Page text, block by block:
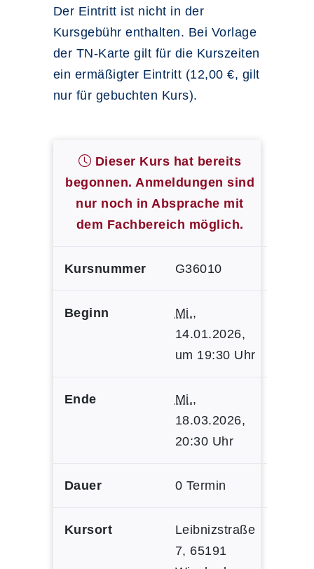
Der Eintritt ist nicht in der
Kursgebühr enthalten. Bei Vorlage
der TN-Karte gilt für die Kurszeiten
ein ermäßigter Eintritt (12,00 €, gilt
nur für gebuchten Kurs).
Dieser Kurs hat bereits
begonnen. Anmeldungen sind
nur noch in Absprache mit
dem Fachbereich möglich.
Kursnummer G36010
Beginn Mi.,
14.01.2026,
um 19:30 Uhr
Ende Mi.,
18.03.2026,
20:30 Uhr
Dauer 0 Termin
Kursort
Leibnizstraße
7, 65191